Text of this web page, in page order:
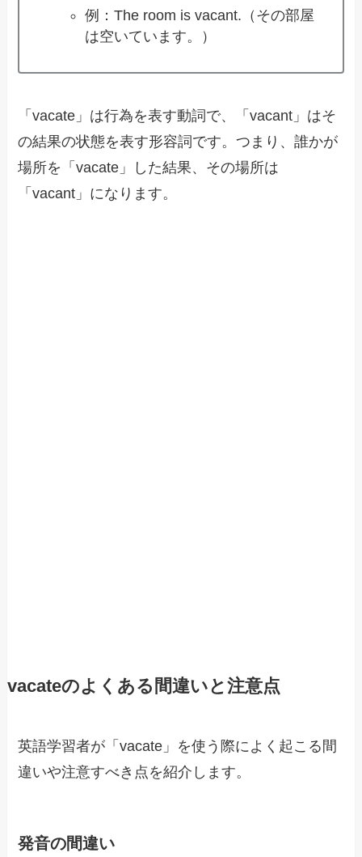
例：The room is vacant.（その部屋
は空いています。）
「vacate」は行為を表す動詞で、「vacant」はそ
の結果の状態を表す形容詞です。つまり、誰かが
場所を「vacate」した結果、その場所は
「vacant」になります。
vacateのよくある間違いと注意点
英語学習者が「vacate」を使う際によく起こる間
違いや注意すべき点を紹介します。
発音の間違い